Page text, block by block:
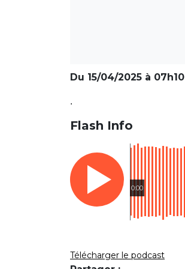
Du 15/04/2025 à 07h10
.
Flash Info
0:00
Télécharger le podcast